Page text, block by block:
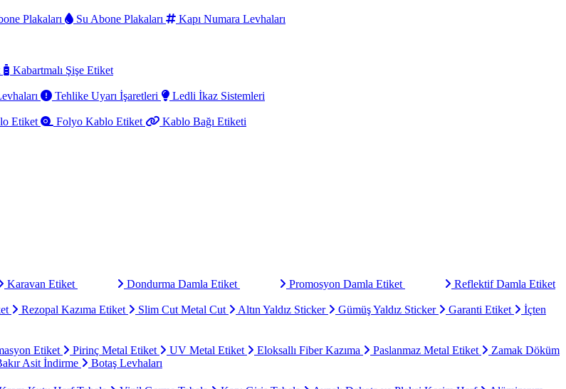
Plakaları Su Abone Plakaları
Kapı Numara Levhaları
Kabartmalı Şişe Etiket
Tehlike Uyarı İşaretleri
Ledli İkaz Sistemleri
Etiket Folyo Kablo Etiket Kablo Bağı Etiketi
Karavan Etiket Dondurma Damla Etiket Promosyon Damla Etiket
Reflektif Damla Etiket
Rezopal Kazıma Etiket Slim Cut Metal Cut Altın Yaldız Sticker Gümüş Yaldız Sticker Garanti Etiket
İçten
Etiket Pirinç Metal Etiket UV Metal Etiket Eloksallı Fiber Kazıma Paslanmaz Metal Etiket
Zamak Döküm
Asit İndirme Botaş Levhaları